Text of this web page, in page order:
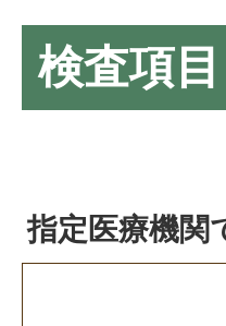
検査項
指定医療機関